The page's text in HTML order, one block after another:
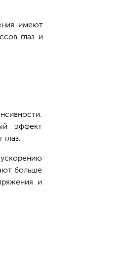
имеют
глаз и
эффект
больше
и